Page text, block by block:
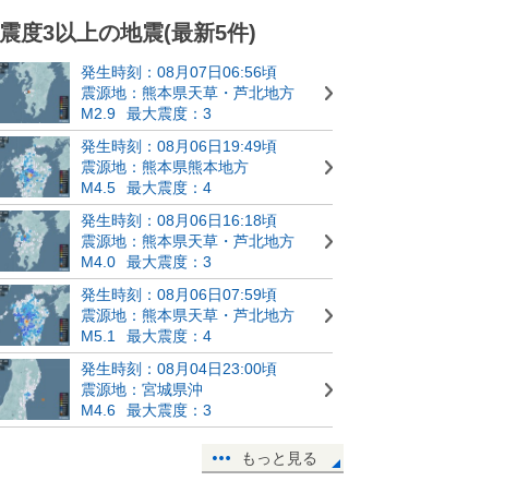
震度3以上の地震(最新5件)
発生時刻：08月07日06:56頃
震源地：熊本県天草・芦北地方
M2.9
最大震度：3
発生時刻：08月06日19:49頃
震源地：熊本県熊本地方
M4.5
最大震度：4
発生時刻：08月06日16:18頃
震源地：熊本県天草・芦北地方
M4.0
最大震度：3
発生時刻：08月06日07:59頃
震源地：熊本県天草・芦北地方
M5.1
最大震度：4
発生時刻：08月04日23:00頃
震源地：宮城県沖
M4.6
最大震度：3
もっと見る